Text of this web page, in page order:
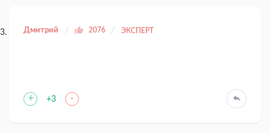
Дмитрий 2076 ЭКСПЕРТ
+ +3 -